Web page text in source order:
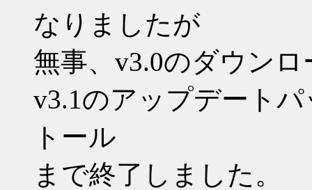
なりましたが
無事、v3.0のダウン
v3.1のアップデート
トール
まで終了しました。